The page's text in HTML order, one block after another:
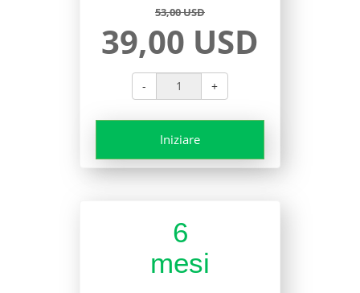
53,00 USD
39,00 USD
- +
Iniziare
6
mesi